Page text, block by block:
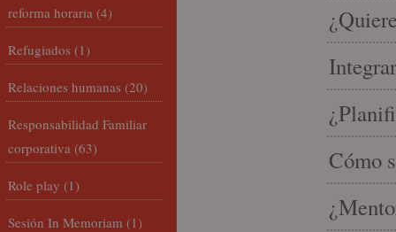
Cómo
reforma horaria (4)
Refugiados (1)
Relaciones humanas (20)
Responsabilidad Familiar
corporativa (63)
Role play (1)
Sesión In Memoriam (1)